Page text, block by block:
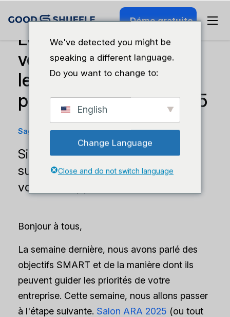
Démo gratuite
Le plan de match dont
vous avez besoin pour
les salons
professionnels en 2025
Sagesse en matière de carrière·21 janvier 2025
Si vous ne vous concentrez pas
sur vos priorités, l'ARA risque de
vous échapper.
Bonjour à tous,
La semaine dernière, nous avons parlé des
objectifs SMART et de la manière dont ils
peuvent guider les priorités de votre
entreprise. Cette semaine, nous allons passer
à l'étape suivante. Salon ARA 2025 (ou tout
We've detected you might be
speaking a different language.
Do you want to change to:
English
Change Language
Close and do not switch language